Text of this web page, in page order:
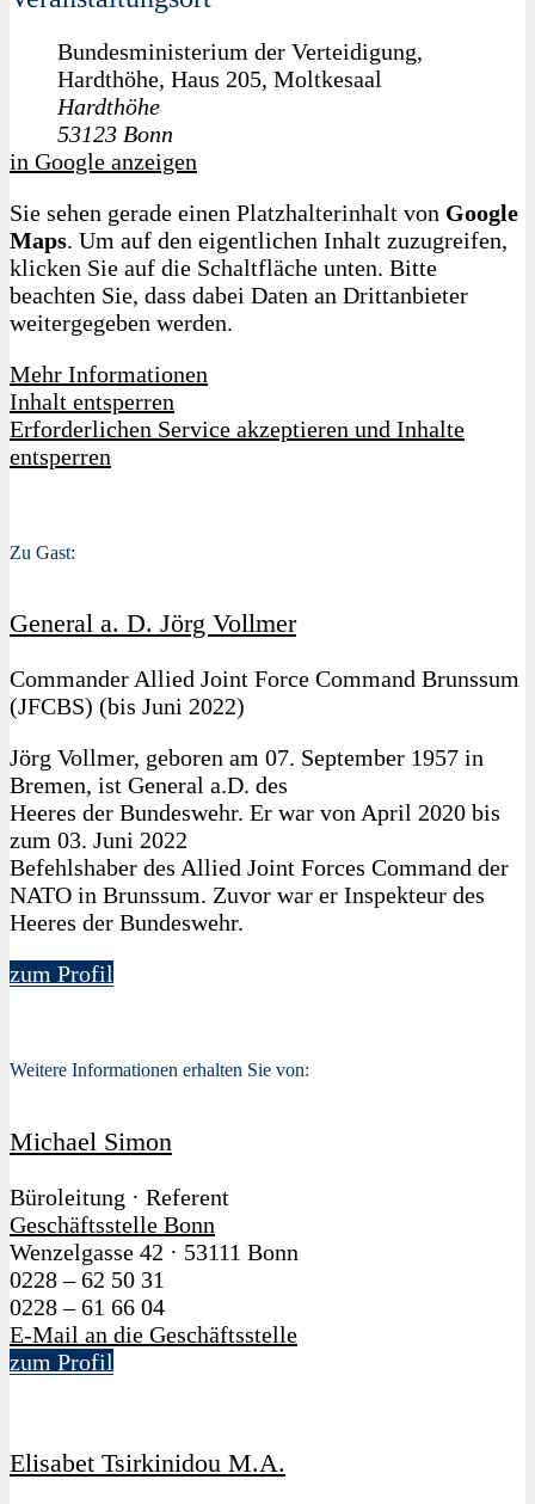
Bundesministerium der Verteidigung,
Hardthöhe, Haus 205, Moltkesaal
Hardthöhe
53123 Bonn
in Google anzeigen
Sie sehen gerade einen Platzhalterinhalt von Google
Maps. Um auf den eigentlichen Inhalt zuzugreifen,
klicken Sie auf die Schaltfläche unten. Bitte
beachten Sie, dass dabei Daten an Drittanbieter
weitergegeben werden.
Mehr Informationen
Inhalt entsperren
Erforderlichen Service akzeptieren und Inhalte
entsperren
Zu Gast:
General a. D. Jörg Vollmer
Commander Allied Joint Force Command Brunssum
(JFCBS) (bis Juni 2022)
Jörg Vollmer, geboren am 07. September 1957 in
Bremen, ist General a.D. des
Heeres der Bundeswehr. Er war von April 2020 bis
zum 03. Juni 2022
Befehlshaber des Allied Joint Forces Command der
NATO in Brunssum. Zuvor war er Inspekteur des
Heeres der Bundeswehr.
zum Profil
Weitere Informationen erhalten Sie von:
Michael Simon
Büroleitung · Referent
Geschäftsstelle Bonn
Wenzelgasse 42 · 53111 Bonn
0228 – 62 50 31
0228 – 61 66 04
E-Mail an die Geschäftsstelle
zum Profil
Elisabet Tsirkinidou M.A.